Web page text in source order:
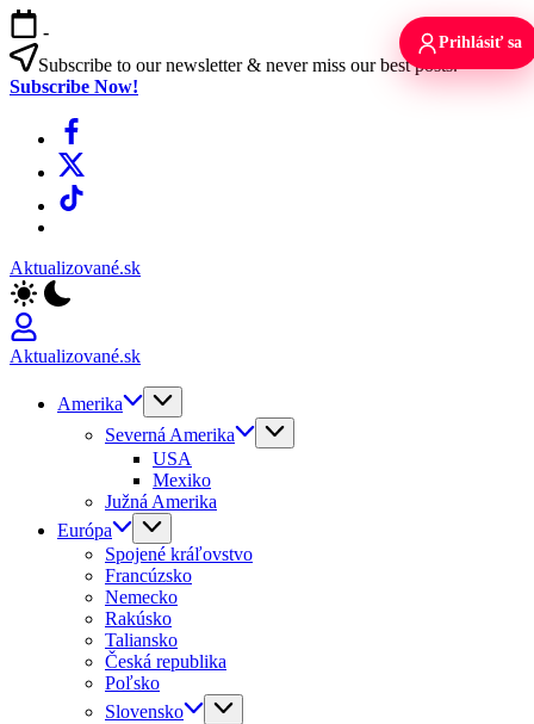
Skip
to
content
-
Subscribe to our newsletter & never miss our best posts.
Subscribe Now!
Facebook
X
TikTok
Aktualizované.sk
Aktualizované.sk
Amerika
Severná Amerika
USA
Mexiko
Južná Amerika
Európa
Spojené kráľovstvo
Francúzsko
Nemecko
Rakúsko
Taliansko
Česká republika
Poľsko
Slovensko
Prihlásiť sa